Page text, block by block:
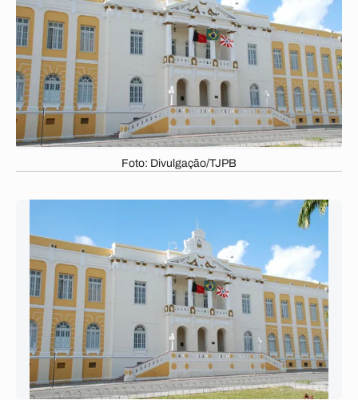
Foto: Divulgação/TJPB